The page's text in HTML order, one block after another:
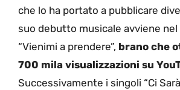
che lo ha portato a pubblicare
suo debutto musicale avviene
“Vienimi a prendere”, brano che
700 mila visualizzazioni su
Successivamente i singoli “Ci